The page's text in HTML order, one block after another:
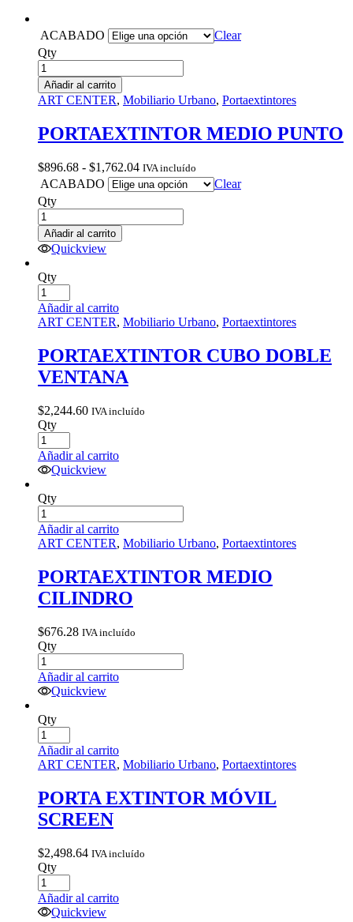
ACABADO
Clear
Qty
Añadir al carrito
ART CENTER, Mobiliario Urbano, Portaextintores
PORTAEXTINTOR MEDIO PUNTO
$896.68 - $1,762.04Rango
de
precios:
desde
$896.68
IVA incluído
ACABADO
Clear
Qty
Añadir al carrito
Quickview
Qty
Añadir al carrito
ART CENTER, Mobiliario Urbano, Portaextintores
PORTAEXTINTOR CUBO DOBLE
VENTANA
$2,244.60 IVA incluído
Qty
Añadir al carrito
Quickview
Qty
Añadir al carrito
ART CENTER, Mobiliario Urbano, Portaextintores
PORTAEXTINTOR MEDIO
CILINDRO
$676.28 IVA incluído
Qty
Añadir al carrito
Quickview
Qty
Añadir al carrito
ART CENTER, Mobiliario Urbano, Portaextintores
PORTA EXTINTOR MÓVIL
SCREEN
$2,498.64 IVA incluído
Qty
Añadir al carrito
Quickview